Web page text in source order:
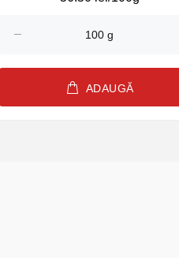
ADAUGĂ